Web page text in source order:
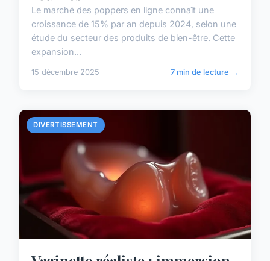
Le marché des poppers en ligne connaît une
croissance de 15% par an depuis 2024, selon une
étude du secteur des produits de bien-être. Cette
expansion...
15 décembre 2025 7 min de lecture →
DIVERTISSEMENT